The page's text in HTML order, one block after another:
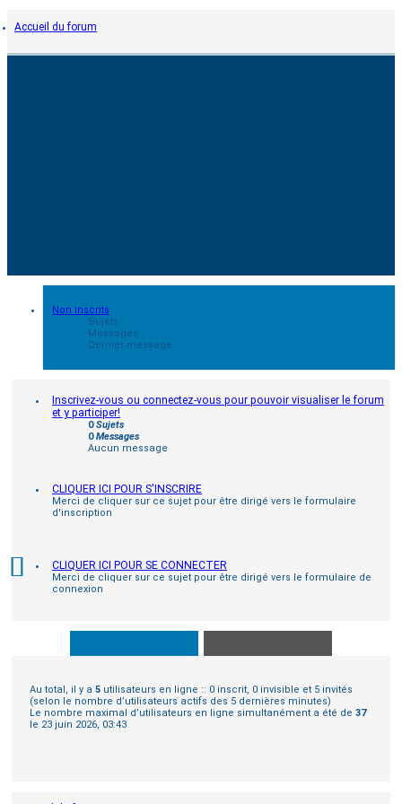
Accueil du forum
Non inscrits
Sujets
Messages
Dernier message
Inscrivez-vous ou connectez-vous pour pouvoir visualiser le forum
et y participer!
0Sujets
0Messages
Aucun message
CLIQUER ICI POUR S'INSCRIRE
Merci de cliquer sur ce sujet pour être dirigé vers le formulaire
d'inscription
CLIQUER ICI POUR SE CONNECTER
Merci de cliquer sur ce sujet pour être dirigé vers le formulaire de
connexion
Au total, il y a 5 utilisateurs en ligne :: 0 inscrit, 0 invisible et 5 invités
(selon le nombre d’utilisateurs actifs des 5 dernières minutes)
Le nombre maximal d’utilisateurs en ligne simultanément a été de 37
le 23 juin 2026, 03:43